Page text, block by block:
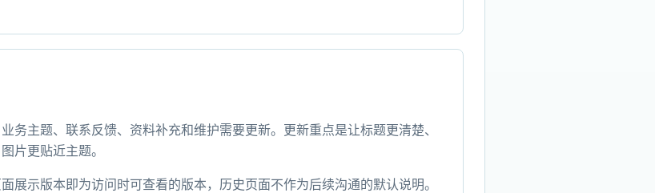
务主题、联系反馈、资料补充和维护需要更新。更新重点是让标题更清楚、
片更贴近主题。
展示版本即为访问时可查看的版本，历史页面不作为后续沟通的默认说明。